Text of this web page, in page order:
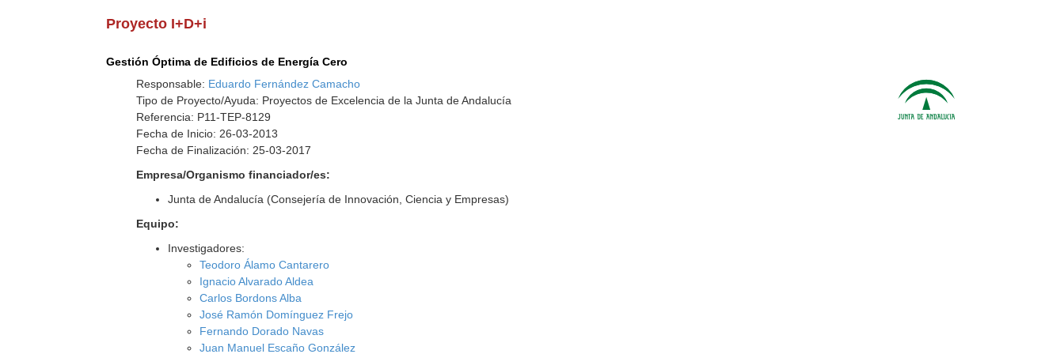
Proyecto I+D+i
Gestión Óptima de Edificios de Energía Cero
Responsable: Eduardo Fernández Camacho
Tipo de Proyecto/Ayuda: Proyectos de Excelencia de la Junta de Andalucía
Referencia: P11-TEP-8129
Fecha de Inicio: 26-03-2013
Fecha de Finalización: 25-03-2017
Empresa/Organismo financiador/es:
Junta de Andalucía (Consejería de Innovación, Ciencia y Empresas)
Equipo:
Investigadores:
Teodoro Álamo Cantarero
Ignacio Alvarado Aldea
Carlos Bordons Alba
José Ramón Domínguez Frejo
Fernando Dorado Navas
Juan Manuel Escaño González